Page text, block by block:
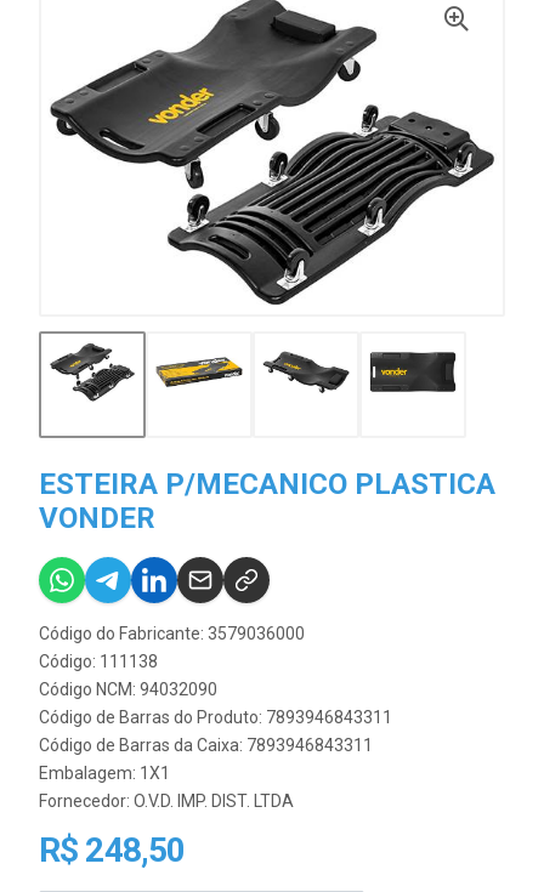
ESTEIRA P/MECANICO PLASTICA
VONDER
Código do Fabricante: 3579036000
Código: 111138
Código NCM: 94032090
Código de Barras do Produto: 7893946843311
Código de Barras da Caixa: 7893946843311
Embalagem: 1X1
Fornecedor: O.V.D. IMP. DIST. LTDA
R$ 248,50